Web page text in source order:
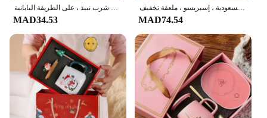
فنجان شاي تحول الفرن ، فنجان إسبرسو سيراميك ، فنجان شاي كونغ فو بورسلين ، قدح قهوة فخارية ، أدوات شرب نبيذ ، على الطريقة اليابانية
MAD34.53
كوب ماء مزجج من الفولاذ المقاوم للصدأ مع تصميم الجيتار ، سيراميك بسيط ، سعة كبيرة ، المملكة العربية السعودية ، إسبريسو ، ملعقة تخفيف
MAD74.54